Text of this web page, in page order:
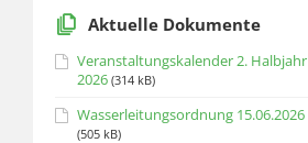
Aktuelle Dokumente
Veranstaltungskalender 2. Halbjahr
2026 (314 kB)
Wasserleitungsordnung 15.06.2026
(505 kB)